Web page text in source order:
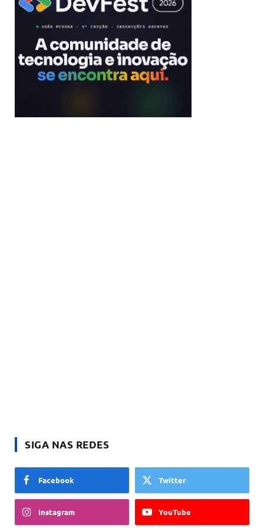
SIGA NAS REDES
Facebook Twitter
Instagram YouTube